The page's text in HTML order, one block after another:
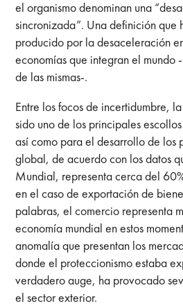
el organismo denominan una
sincronizada”. Una definición que
producido por la desaceleración
economías que integran el mundo
de las mismas-.
Entre los focos de incertidumbre,
sido uno de los principales
así como para el desarrollo de los
global, de acuerdo con los datos
Mundial, representa cerca del
en el caso de exportación de
palabras, el comercio representa
economía mundial en estos
anomalía que presentan los
donde el proteccionismo estaba
verdadero auge, ha provocado
el sector exterior.